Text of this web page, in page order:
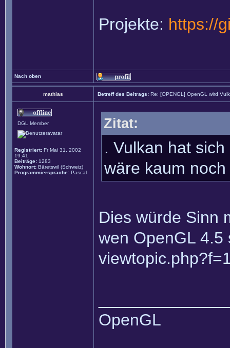
Projekte: https://
Nach oben
mathias Betreff des Beitrags: Re: [OPENGL] OpenGL wird
DGL Member
Registriert: Fr Mai 31, 2002
19:41
Beiträge: 1283
Wohnort: Bäretswil (Schweiz)
Programmiersprache: Pascal
Zitat:
. Vulkan hat
wäre kaum
Dies würde Sinn
wen OpenGL
OpenGL